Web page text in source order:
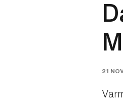
21